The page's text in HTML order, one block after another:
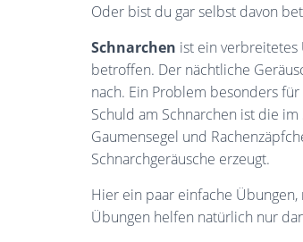
Oder bist du gar selbst davon
Schnarchen ist ein
betroffen. Der nächtliche
nach. Ein Problem besonders
Schuld am Schnarchen ist die
Gaumensegel und
Schnarchgeräusche erzeugt.
Hier ein paar einfache
Übungen helfen natürlich nur